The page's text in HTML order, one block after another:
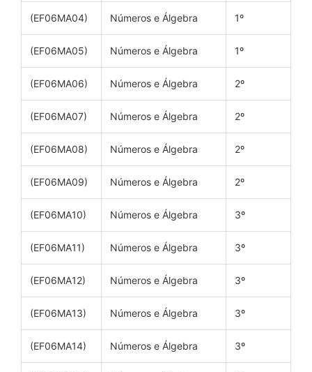
(EF06MA04) Números e Álgebra 1º
(EF06MA05) Números e Álgebra 1º
(EF06MA06) Números e Álgebra 2º
(EF06MA07) Números e Álgebra 2º
(EF06MA08) Números e Álgebra 2º
(EF06MA09) Números e Álgebra 2º
(EF06MA10) Números e Álgebra 3º
(EF06MA11) Números e Álgebra 3º
(EF06MA12) Números e Álgebra 3º
(EF06MA13) Números e Álgebra 3º
(EF06MA14) Números e Álgebra 3º